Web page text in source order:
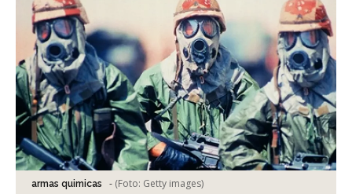
armas quimicas - (Foto: Getty images)